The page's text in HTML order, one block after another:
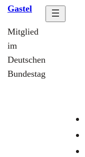
Gastel
Mitglied
im
Deutschen
Bundestag